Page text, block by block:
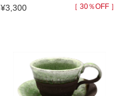
¥3,300 ［ 30％OFF ］